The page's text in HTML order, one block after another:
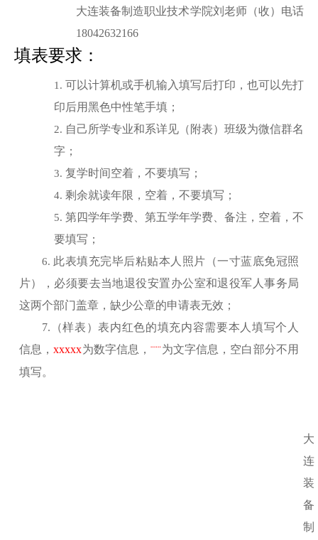
大连装备制造职业技术学院刘老师（收）电话
18042632166
填表要求：
1. 可以计算机或手机输入填写后打印，也可以先打
印后用黑色中性笔手填；
2. 自己所学专业和系详见（附表）班级为微信群名
字；
3. 复学时间空着，不要填写；
4. 剩余就读年限，空着，不要填写；
5. 第四学年学费、第五学年学费、备注，空着，不
要填写；
6. 此表填充完毕后粘贴本人照片（一寸蓝底免冠照
片）
，必须要去当地退役安置办公室和退役军人事务局
这两个部门盖章，缺少公章的申请表无效；
7.（样表）表内红色的填充内容需要本人填写个人
信息，xxxxx为数字信息，¨¨¨为文字信息，空白部分不用
填写。
大
连
装
备
制